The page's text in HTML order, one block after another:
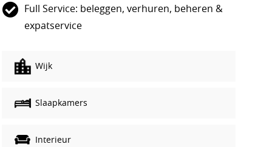
Full Service: beleggen, verhuren, beheren &
expatservice
Wijk
Slaapkamers
Interieur